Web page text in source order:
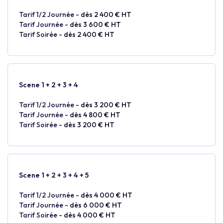
Tarif 1/2 Journée - dès 2 400 € HT
Tarif Journée - dès 3 600 € HT
Tarif Soirée - dès 2 400 € HT
Scene 1 + 2 + 3 + 4
Tarif 1/2 Journée - dès 3 200 € HT
Tarif Journée - dès 4 800 € HT
Tarif Soirée - dès 3 200 € HT
Scene 1 + 2 + 3 + 4 + 5
Tarif 1/2 Journée - dès 4 000 € HT
Tarif Journée - dès 6 000 € HT
Tarif Soirée - dès 4 000 € HT